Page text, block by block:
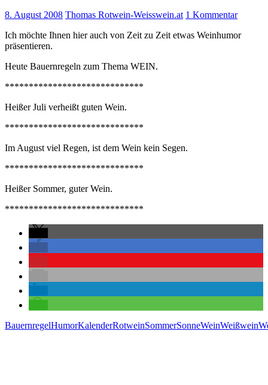
8. August 2008 Thomas Rotwein-Weisswein.at 1 Kommentar
Ich möchte Ihnen hier auch von Zeit zu Zeit etwas Weinhumor
präsentieren.
Heute Bauernregeln zum Thema WEIN.
*****************************
Heißer Juli verheißt guten Wein.
*****************************
Im August viel Regen, ist dem Wein kein Segen.
*****************************
Heißer Sommer, guter Wein.
*****************************
BauernregelHumorKalenderRotweinSommerSonneWeinWeißwein